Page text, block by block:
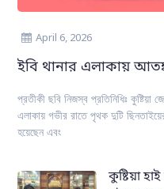
April 6, 2026
ইবি থানার এলাকায়
প্রতীকী ছবি নিজস্ব প্রতিনিধিঃ কুষ্টিয়া
এলাকায় গভীর রাতে পৃথক দুটি
হয়েছেন এবং
কুষ্টিয়া